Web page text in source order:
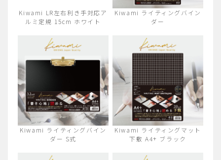
Kiwami LR左右利き手対応ア
ルミ定規 15cm ホワイト
Kiwami ライティングバイン
ダー
Kiwami ライティングバイン
ダー S式
Kiwami ライティングマット
下敷 A4+ ブラック